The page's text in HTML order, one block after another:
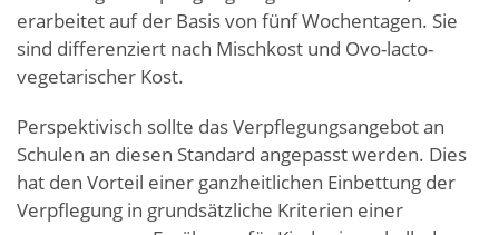
erarbeitet auf der Basis von fünf Wochentagen. Sie
sind differenziert nach Mischkost und Ovo-lacto-
vegetarischer Kost.
Perspektivisch sollte das Verpflegungsangebot an
Schulen an diesen Standard angepasst werden. Dies
hat den Vorteil einer ganzheitlichen Einbettung der
Verpflegung in grundsätzliche Kriterien einer